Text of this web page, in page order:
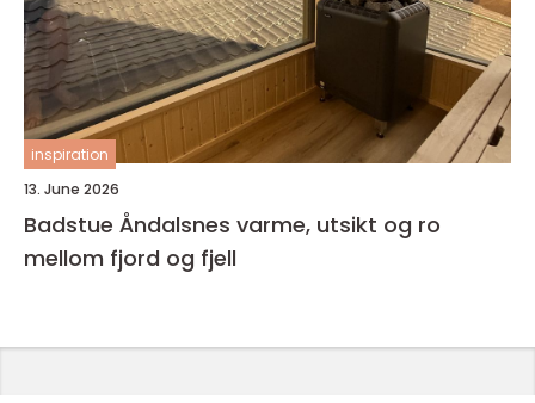
inspiration
13. June 2026
Badstue Åndalsnes varme, utsikt og ro
mellom fjord og fjell